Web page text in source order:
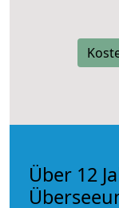
Über 12